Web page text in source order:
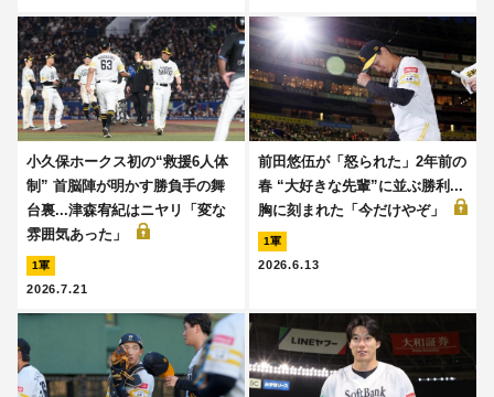
小久保ホークス初の“救援6人体
制” 首脳陣が明かす勝負手の舞
台裏...津森宥紀はニヤリ「変な
雰囲気あった」
1軍
2026.7.21
前田悠伍が「怒られた」2年前の
春 “大好きな先輩”に並ぶ勝利...
胸に刻まれた「今だけやぞ」
1軍
2026.6.13